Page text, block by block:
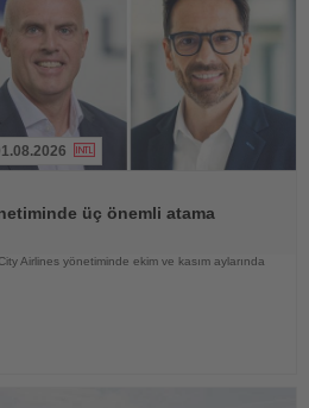
üç önemli atama
Airlines yönetiminde ekim ve kasım aylarında